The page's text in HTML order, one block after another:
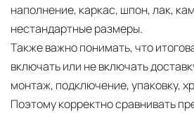
наполнение, каркас, шпон, лак,
нестандартные размеры.
Также важно понимать, что
включать или не включать
монтаж, подключение, упаковку,
Поэтому корректно сравнивать